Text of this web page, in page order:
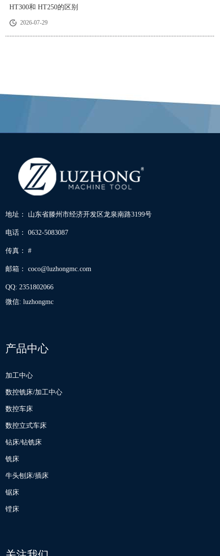
HT300和 HT250的区别
2026-07-29
地址： 山东省滕州市经济开发区龙泉南路3199号
电话： 0632-5083087
传真： #
邮箱：coco@luzhongmc.com
QQ:2351802066
微信: luzhongmc
产品中心
加工中心
数控铣床/加工中心
数控车床
数控立式车床
钻床/钻铣床
铣床
牛头刨床/插床
锯床
镗床